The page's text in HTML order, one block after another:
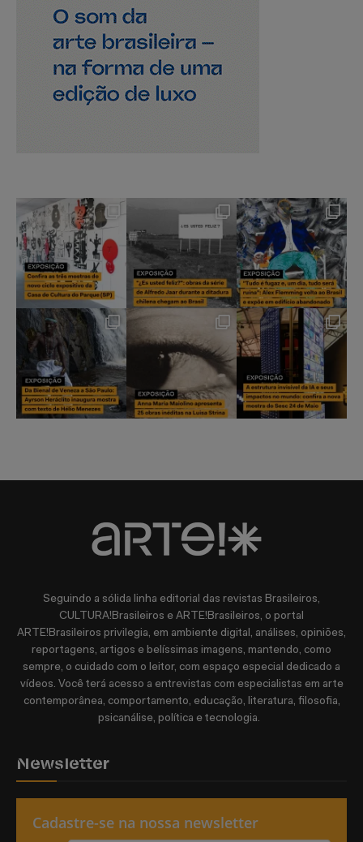
Seguindo a sólida linha editorial das revistas Brasileiros,
CULTURA!Brasileiros e ARTE!Brasileiros, o portal
ARTE!Brasileiros privilegia, em ambiente digital, análises, opiniões,
reportagens, artigos e belíssimas imagens, mantendo, como
sempre, o cuidado com o leitor, com espaço especial dedicado a
vídeos. Você terá acesso a entrevistas com especialistas em arte
contemporânea, comportamento, educação, literatura, filosofia,
psicanálise, política e tecnologia.
Newsletter
Cadastre-se na nossa newsletter